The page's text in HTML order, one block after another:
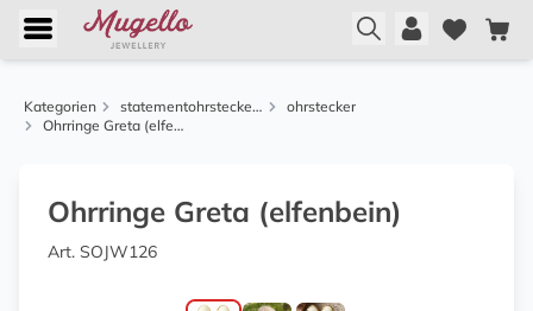
Kategorien statementohrstecker von justwin
ohrstecker
Ohrringe Greta (elfenbein)
Ohrringe Greta (elfenbein)
Art. SOJW126